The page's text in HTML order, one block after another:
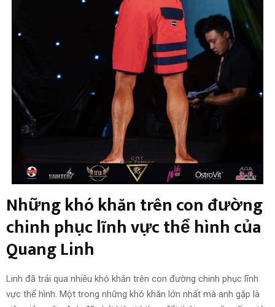
Những khó khăn trên con đường
chinh phục lĩnh vực thể hình của
Quang Linh
Linh đã trải qua nhiều khó khăn trên con đường chinh phục lĩnh
vực thể hình. Một trong những khó khăn lớn nhất mà anh gặp là